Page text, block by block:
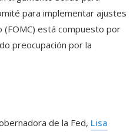
para implementar ajustes
(FOMC) está compuesto por
preocupación por la
de la Fed, Lisa